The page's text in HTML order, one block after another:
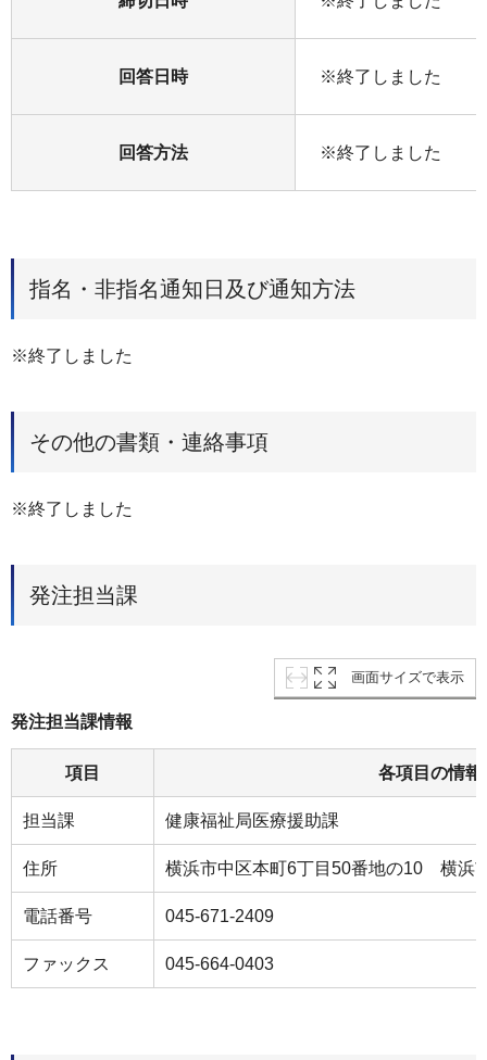
回答日時 ※終了しました
回答方法 ※終了しました
指名・非指名通知日及び通知方法
※終了しました
その他の書類・連絡事項
※終了しました
発注担当課
画面サイズで表示
発注担当課情報
項目 各項目の情報
担当課 健康福祉局医療援助課
住所 横浜市中区本町6丁目50番地の10 横浜
電話番号 045-671-2409
ファックス 045-664-0403